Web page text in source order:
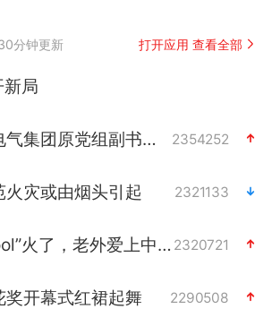
分钟更新 打开应用 查看全部
局
中国东方电气集团原党组副书记、董事宋致远被查 2354252
火灾或由烟头引起 2321133
“China Cool”火了，老外爱上中国避暑游 2320721
奖开幕式红裙起舞 2290508